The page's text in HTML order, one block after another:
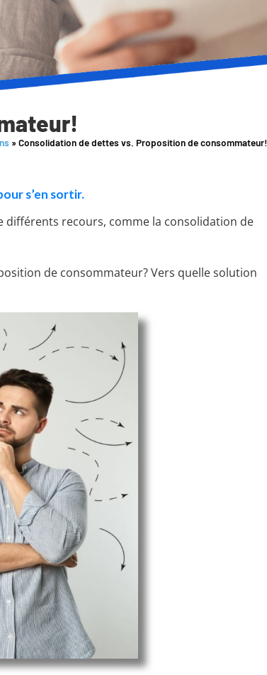
»Consolidation de dettes vs. Proposition de consommateur!
s’en sortir.
recours, comme la consolidation de
de consommateur? Vers quelle solution